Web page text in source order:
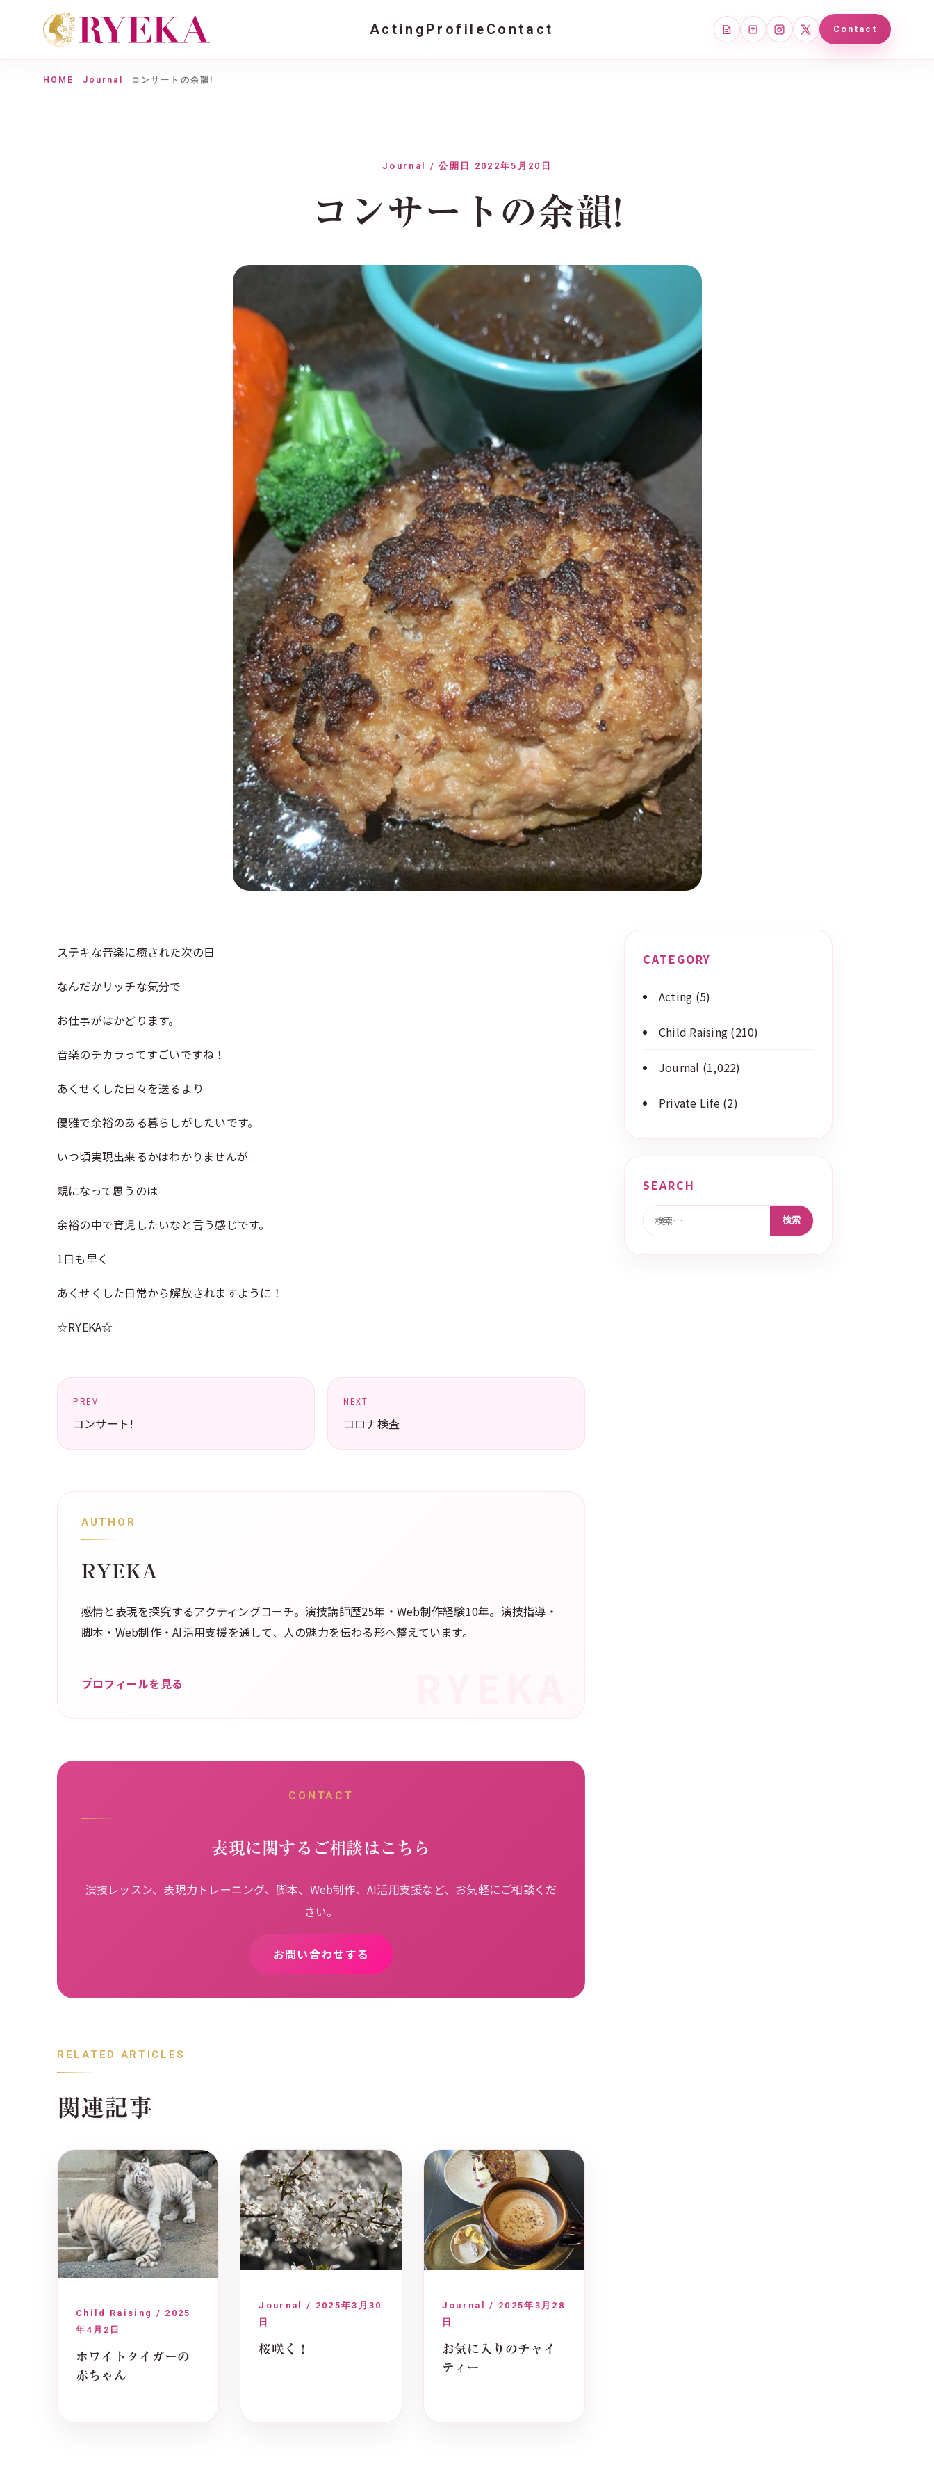
Acting Profile Contact note Tales Instagram
X Contact
HOME Journal コンサートの余韻!
Journal / 公開日 2022年5月20日
コンサートの余韻!
ステキな音楽に癒された次の日
なんだかリッチな気分で
お仕事がはかどります。
音楽のチカラってすごいですね！
あくせくした日々を送るより
優雅で余裕のある暮らしがしたいです。
いつ頃実現出来るかはわかりませんが
親になって思うのは
余裕の中で育児したいなと言う感じです。
1日も早く
あくせくした日常から解放されますように！
☆RYEKA☆
PREV
コンサート!
NEXT
コロナ検査
AUTHOR
RYEKA
感情と表現を探究するアクティングコーチ。演技講師歴25年・Web制作経験10年。演技指導・
脚本・Web制作・AI活用支援を通して、人の魅力を伝わる形へ整えています。
プロフィールを見る
CONTACT
表現に関するご相談はこちら
演技レッスン、表現力トレーニング、脚本、Web制作、AI活用支援など、お気軽にご相談くだ
さい。
お問い合わせする
RELATED ARTICLES
関連記事
Child Raising / 2025
年4月2日
ホワイトタイガーの
赤ちゃん
Journal / 2025年3月30
日
桜咲く！
Journal / 2025年3月28
日
お気に入りのチャイ
ティー
CATEGORY
Acting (5)
Child Raising (210)
Journal (1,022)
Private Life(2)
SEARCH
検索: